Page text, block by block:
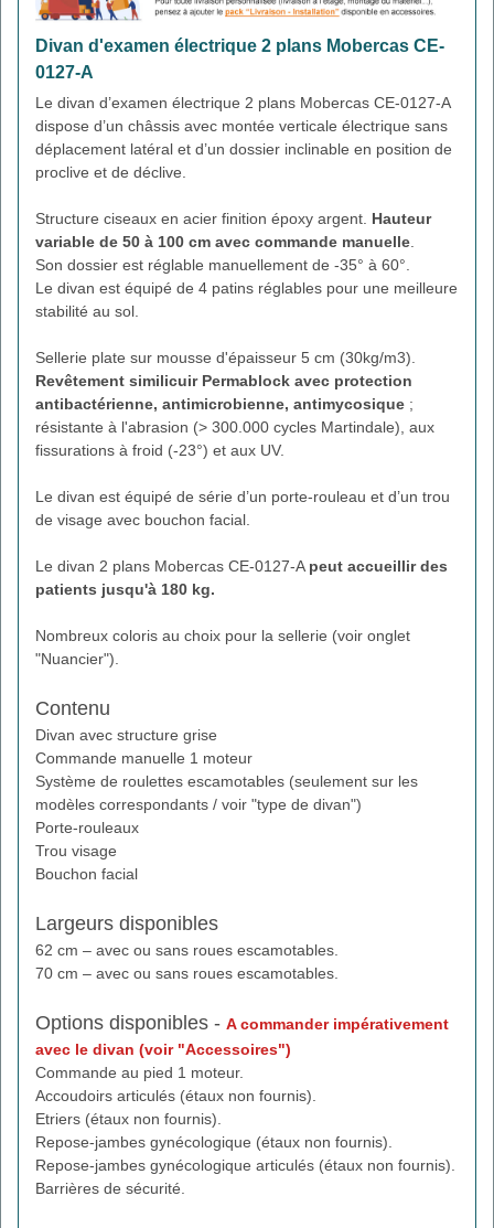
Divan d'examen électrique 2 plans Mobercas CE-
0127-A
Le divan d’examen électrique 2 plans Mobercas CE-0127-A
dispose d’un châssis avec montée verticale électrique sans
déplacement latéral et d’un dossier inclinable en position de
proclive et de déclive.
Structure ciseaux en acier finition époxy argent. Hauteur
variable de 50 à 100 cm avec commande manuelle.
Son dossier est réglable manuellement de -35° à 60°.
Le divan est équipé de 4 patins réglables pour une meilleure
stabilité au sol.
Sellerie plate sur mousse d'épaisseur 5 cm (30kg/m3).
Revêtement similicuir Permablock avec protection
antibactérienne, antimicrobienne, antimycosique ;
résistante à l'abrasion (> 300.000 cycles Martindale), aux
fissurations à froid (-23°) et aux UV.
Le divan est équipé de série d’un porte-rouleau et d’un trou
de visage avec bouchon facial.
Le divan 2 plans Mobercas CE-0127-A peut accueillir des
patients jusqu'à 180 kg.
Nombreux coloris au choix pour la sellerie (voir onglet
"Nuancier").
Contenu
Divan avec structure grise
Commande manuelle 1 moteur
Système de roulettes escamotables (seulement sur les
modèles correspondants / voir "type de divan")
Porte-rouleaux
Trou visage
Bouchon facial
Largeurs disponibles
62 cm – avec ou sans roues escamotables.
70 cm – avec ou sans roues escamotables.
Options disponibles - A commander impérativement
avec le divan (voir "Accessoires")
Commande au pied 1 moteur.
Accoudoirs articulés (étaux non fournis).
Etriers (étaux non fournis).
Repose-jambes gynécologique (étaux non fournis).
Repose-jambes gynécologique articulés (étaux non fournis).
Barrières de sécurité.